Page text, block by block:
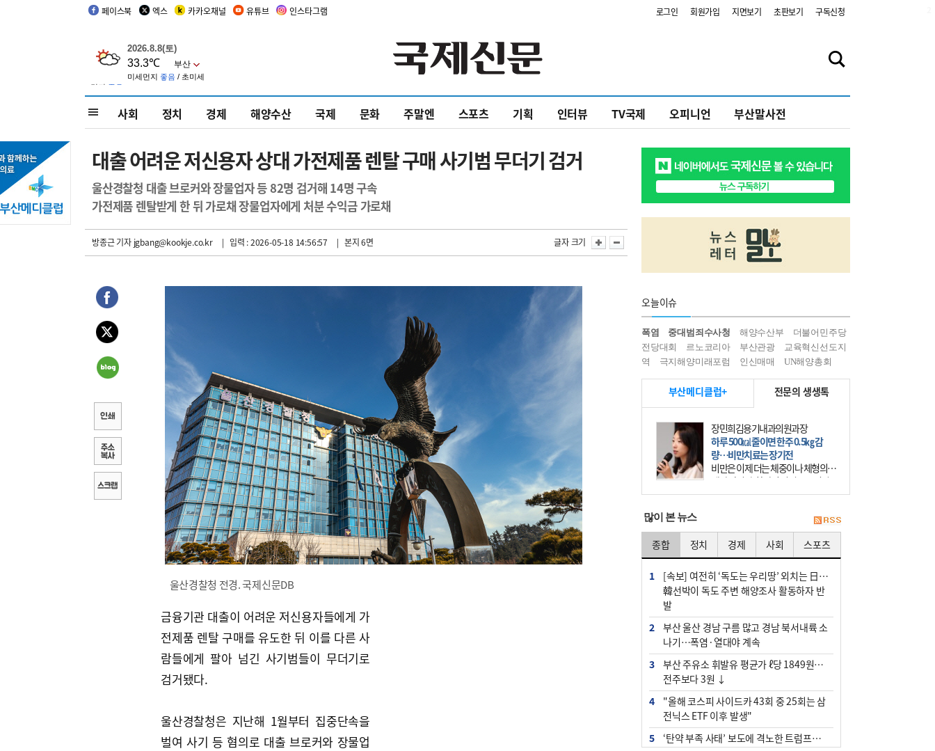
페이스북 엑스 카카오채널 유튜브 인스타그램 로그인 회원가입 지면보기 초판보기 구독신청
사회 정치 경제 해양수산 국제 문화 주말엔 스포츠 기획 인터뷰 TV국제 오피니언 부산말사전
대출 어려운 저신용자 상대 가전제품 렌탈 구매 사기범 무더기 검거
울산경찰청 대출 브로커와 장물업자 등 82명 검거해 14명 구속
가전제품 렌탈받게 한 뒤 가로채 장물업자에게 처분 수익금 가로채
방종근 기자jgbang@kookje.co.kr | 입력 : 2026-05-18 14:56:57 | 본지 6면 글자 크기
울산경찰청 전경. 국제신문DB
금융기관 대출이 어려운 저신용자들에게 가
전제품 렌탈 구매를 유도한 뒤 이를 다른 사
람들에게 팔아 넘긴 사기범들이 무더기로
검거됐다.
울산경찰청은 지난해 1월부터 집중단속을
벌여 사기 등 혐의로 대출 브로커와 장물업
오늘이슈
폭염 중대범죄수사청 해양수산부
더불어민주당
전당대회
르노코리아 부산관광
교육혁신선도지
역
극지해양미래포럼 인신매매 UN해양총회
부산메디클럽+ 전문의 생생톡
장민희김용기내과의원과장
하루 500㎉ 줄이면 한주 0.5㎏ 감
량…비만치료는 장기전
비만은 이제 더는 체중이나 체형의 문
제가 아니다. 하나의 질병으로 인지
하고 치료와 관리를 해야 한다. 세계
많이 본 뉴스
종합 정치 경제 사회 스포츠
1
[속보] 여전히 ‘독도는 우리땅’ 외치는 日…
韓선박이 독도 주변 해양조사 활동하자 반
발
2
부산 울산 경남 구름 많고 경남 북서내륙 소
나기…폭염·열대야 계속
3
부산 주유소 휘발유 평균가 ℓ당 1849원…
전주보다 3원 ↓
4
"올해 코스피 사이드카 43회 중 25회는 삼
전닉스 ETF 이후 발생"
5
‘탄약 부족 사태’ 보도에 격노한 트럼프…